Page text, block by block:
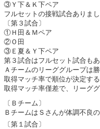
③Ｙ下＆Ｋ下ペア
フルセットの接戦試合ありま
〔第３試合〕
①Ｈ田＆Ｍペア
②Ｏ田
③Ｅ夏＆Ｙ下ペア
第３試合はフルセット試合も
Ａチームのリーググループは
取得マッチ率で順位が決定する
取得マッチ率僅差で、リーグ
〔Ｂチーム〕
ＢチームはＳさんが体調不良
〔第１試合〕